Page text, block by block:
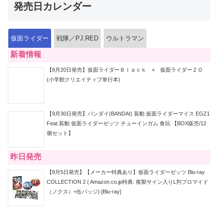
発売日カレンダー
仮面ライダー 戦隊／PJ.RED ウルトラマン
新着情報
【8月20日発売】仮面ライダーＢｌａｃｋ × 仮面ライダーＺＯ
(小学館クリエイティブ単行本)
【9月30日発売】バンダイ(BANDAI) 装動 仮面ライダーマイス EGZ1
Feat.装動 仮面ライダーゼッツ チューインガム 食玩 【BOX販売/12
個セット】
昨日発売
【8月5日発売】【メーカー特典あり】仮面ライダーゼッツ Blu-ray
COLLECTION 2 ( Amazon.co.jp特典: 複製サイン入りL判ブロマイド
（ノクス）+缶バッジ) [Blu-ray]